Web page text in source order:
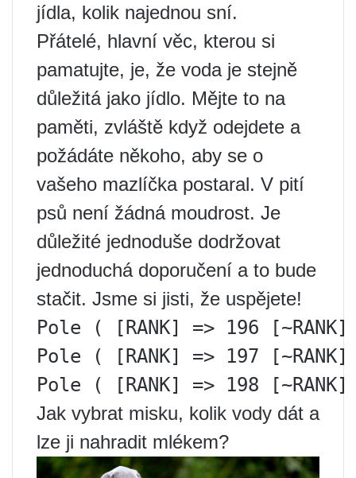
jídla, kolik najednou sní.
Přátelé, hlavní věc, kterou si
pamatujte, je, že voda je stejně
důležitá jako jídlo. Mějte to na
paměti, zvláště když odejdete a
požádáte někoho, aby se o
vašeho mazlíčka postaral. V pití
psů není žádná moudrost. Je
důležité jednoduše dodržovat
jednoduchá doporučení a to bude
stačit. Jsme si jisti, že uspějete!
Pole ( [RANK] => 196 [~RANK]
Pole ( [RANK] => 197 [~RANK]
Pole ( [RANK] => 198 [~RANK]
Jak vybrat misku, kolik vody dát a
lze ji nahradit mlékem?